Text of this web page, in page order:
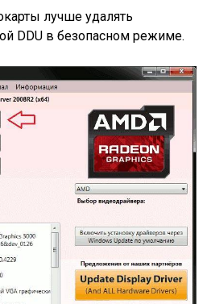
лучше удалять
DDU в безопасном режиме.